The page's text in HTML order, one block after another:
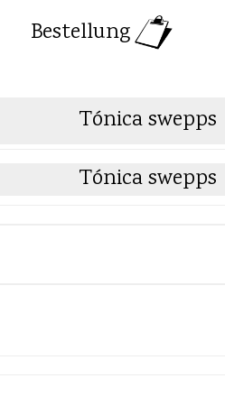
Bestellung
Tónica swepps
Tónica swepps